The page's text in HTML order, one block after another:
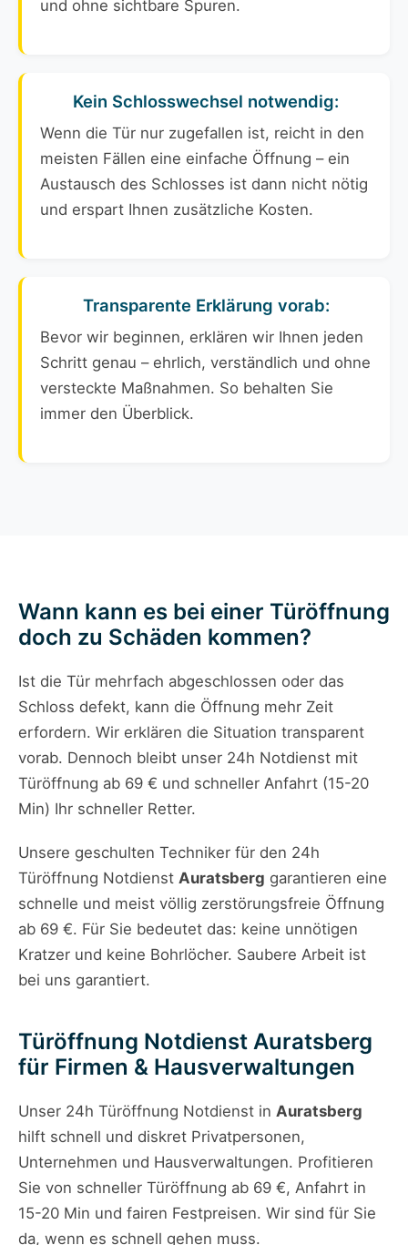
und ohne sichtbare Spuren.
Kein Schlosswechsel notwendig:
Wenn die Tür nur zugefallen ist, reicht in den
meisten Fällen eine einfache Öffnung – ein
Austausch des Schlosses ist dann nicht nötig
und erspart Ihnen zusätzliche Kosten.
Transparente Erklärung vorab:
Bevor wir beginnen, erklären wir Ihnen jeden
Schritt genau – ehrlich, verständlich und ohne
versteckte Maßnahmen. So behalten Sie
immer den Überblick.
Wann kann es bei einer Türöffnung
doch zu Schäden kommen?
Ist die Tür mehrfach abgeschlossen oder das
Schloss defekt, kann die Öffnung mehr Zeit
erfordern. Wir erklären die Situation transparent
vorab. Dennoch bleibt unser 24h Notdienst mit
Türöffnung ab 69 € und schneller Anfahrt (15-20
Min) Ihr schneller Retter.
Unsere geschulten Techniker für den 24h
Türöffnung Notdienst Auratsberg garantieren eine
schnelle und meist völlig zerstörungsfreie Öffnung
ab 69 €. Für Sie bedeutet das: keine unnötigen
Kratzer und keine Bohrlöcher. Saubere Arbeit ist
bei uns garantiert.
Türöffnung Notdienst Auratsberg
für Firmen & Hausverwaltungen
Unser 24h Türöffnung Notdienst in Auratsberg
hilft schnell und diskret Privatpersonen,
Unternehmen und Hausverwaltungen. Profitieren
Sie von schneller Türöffnung ab 69 €, Anfahrt in
15-20 Min und fairen Festpreisen. Wir sind für Sie
da, wenn es schnell gehen muss.